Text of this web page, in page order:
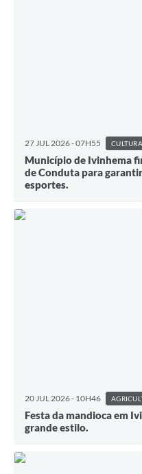
27 JUL 2026 - 07H55
Município de Ivinhema
de Conduta para
esportes.
20 JUL 2026 - 10H46
Festa da mandioca em
grande estilo.